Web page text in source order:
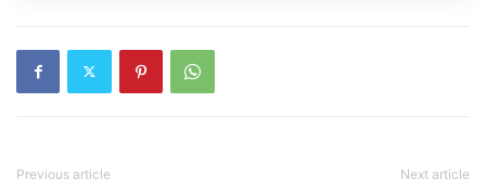
Previous article Next article